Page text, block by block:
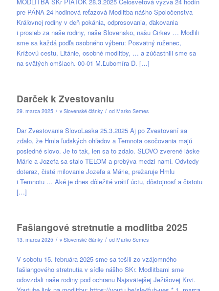
pre PÁNA 24 hodinová reťazová Modlitba nášho Spoločenstva
Kráľovnej rodiny v deň pokánia, odprosovania, ďakovania
i prosieb za naše rodiny, naše Slovensko, našu Cirkev … Modlili
sme sa každá podľa osobného výberu: Posvätný ruženec,
Krížovú cestu, Litánie, osobné modlitby, … a zúčastnili sme sa
na svätých omšiach. 00-01 M.Ľubomíra Ď. […]
Darček k Zvestovaniu
29. marca 2025 / v Slovenské články / od Marko Semes
Dar Zvestovania SlovoLaska 25.3.2025 Aj po Zvestovaní sa
zdalo, že Hmla ľudských ohľadov a Temnota osočovania majú
posledné slovo. Je to tak, len sa to zdalo. SLOVO zverené láske
Márie a Jozefa sa stalo TELOM a prebýva medzi nami. Odvtedy
doteraz, čisté milovanie Jozefa a Márie, prežaruje Hmlu
i Temnotu … Aké je dnes dôležité vrátiť úctu, dôstojnosť a čistotu
[…]
Fašiangové stretnutie a modlitba 2025
13. marca 2025 / v Slovenské články / od Marko Semes
V sobotu 15. februára 2025 sme sa tešili zo vzájomného
fašiangového stretnutia v sídle nášho SKr. Modlitbami sme
odovzdali naše rodiny pod ochranu Najsvätejšej Ježišovej Krvi.